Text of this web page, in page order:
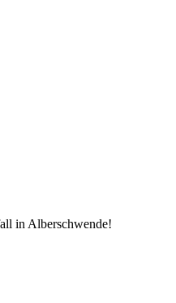
in Alberschwende!